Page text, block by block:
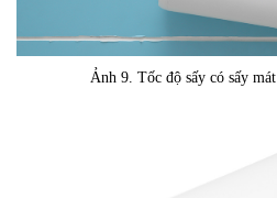
Ảnh 9. Tốc độ sấy có sấy mát